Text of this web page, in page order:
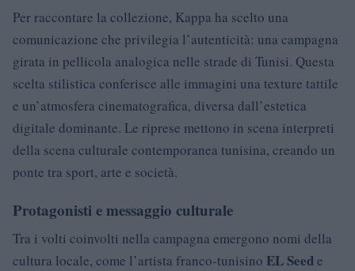
Per raccontare la collezione, Kappa ha scelto una
comunicazione che privilegia l’autenticità: una campagna
girata in pellicola analogica nelle strade di Tunisi. Questa
scelta stilistica conferisce alle immagini una texture tattile
e un’atmosfera cinematografica, diversa dall’estetica
digitale dominante. Le riprese mettono in scena interpreti
della scena culturale contemporanea tunisina, creando un
ponte tra sport, arte e società.
Protagonisti e messaggio culturale
Tra i volti coinvolti nella campagna emergono nomi della
cultura locale, come l’artista franco-tunisino EL Seede